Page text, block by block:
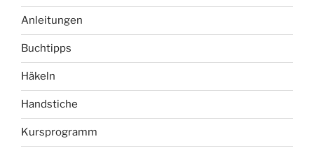
Anleitungen
Buchtipps
Häkeln
Handstiche
Kursprogramm